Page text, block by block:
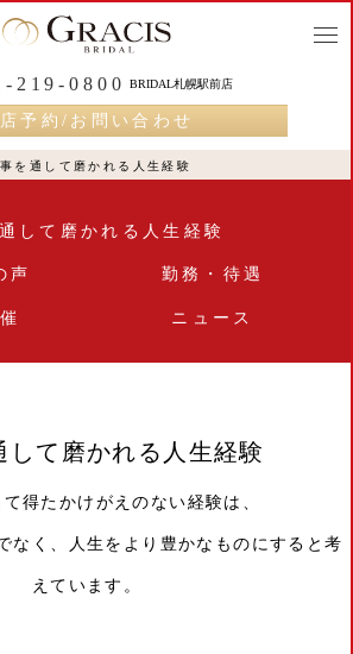
219-0800 BRIDAL札幌駅前店
予約/お問い合わせ
を通して磨かれる人生経験
して磨かれる人生経験
声 勤務・待遇
ニュース
して磨かれる人生経験
得たかけがえのない経験は、
なく、人生をより豊かなものにすると考
えています。